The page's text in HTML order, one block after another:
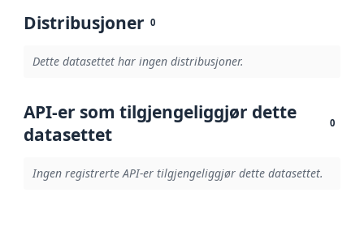
Distribusjoner 0
Dette datasettet har ingen distribusjoner.
API-er som tilgjengeliggjør dette
datasettet
0
Ingen registrerte API-er tilgjengeliggjør dette datasettet.